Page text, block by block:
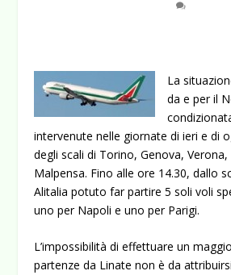
La
da e per il
intervenute nelle giornate di ieri e di
degli scali di Torino, Genova,
Malpensa. Fino alle ore 14.30, dallo
Alitalia potuto far partire 5 soli voli
uno per Napoli e uno per Parigi.
L’impossibilità di effettuare un
partenze da Linate non è da